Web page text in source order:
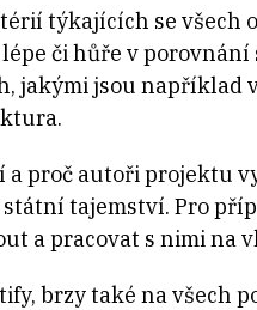
týkajících se všech
či hůře v
jakými jsou například
a proč autoři projektu
tajemství. Pro
a pracovat s nimi na
brzy také na všech